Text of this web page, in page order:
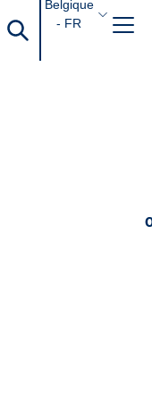
Belgique
- FR